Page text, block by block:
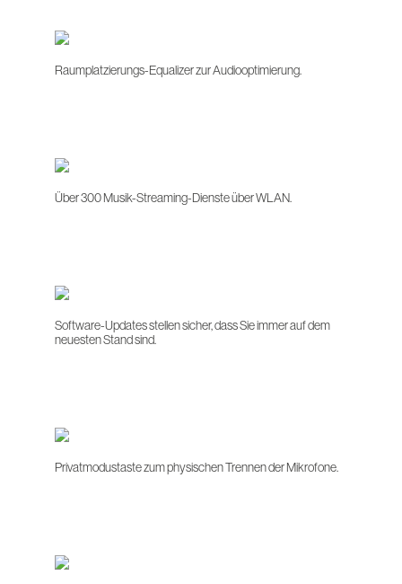
Raumplatzierungs-Equalizer zur Audiooptimierung.
Über 300 Musik-Streaming-Dienste über WLAN.
Software-Updates stellen sicher, dass Sie immer auf dem
neuesten Stand sind.
Privatmodustaste zum physischen Trennen der Mikrofone.